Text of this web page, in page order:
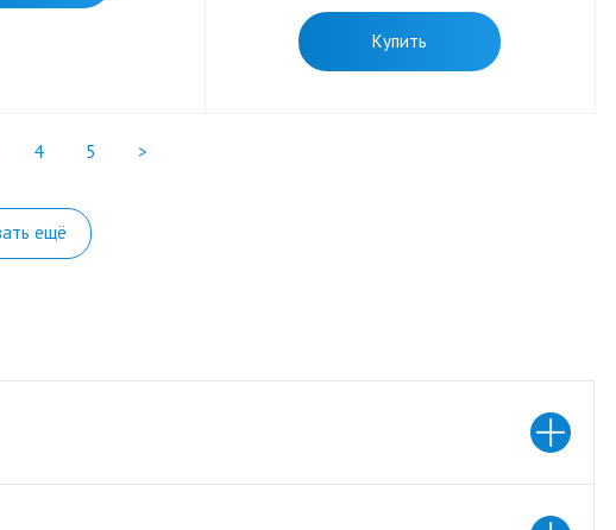
Купить
4 5 >
ещё